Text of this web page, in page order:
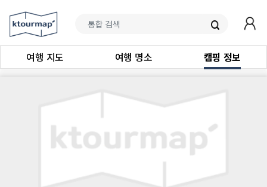
여행 지도 여행 명소 캠핑 정보